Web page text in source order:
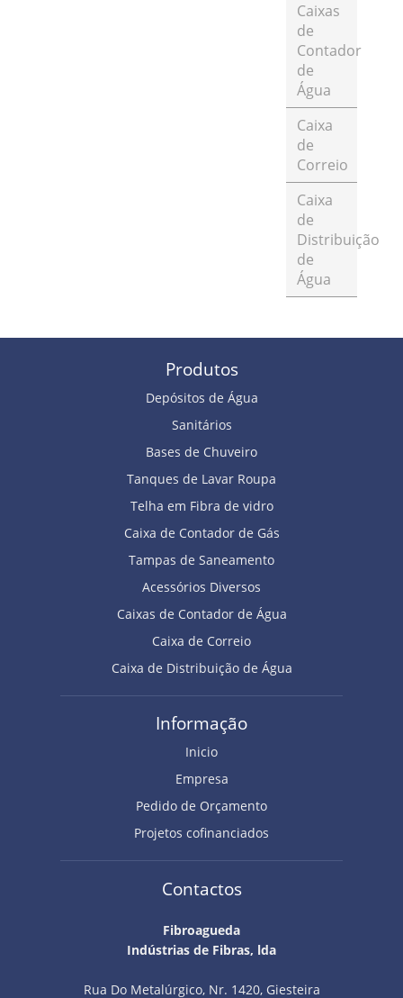
Caixas
de
Contador
de
Água
Caixa
de
Correio
Caixa
de
Distribuição
de
Água
Produtos
Depósitos de Água
Sanitários
Bases de Chuveiro
Tanques de Lavar Roupa
Telha em Fibra de vidro
Caixa de Contador de Gás
Tampas de Saneamento
Acessórios Diversos
Caixas de Contador de Água
Caixa de Correio
Caixa de Distribuição de Água
Informação
Inicio
Empresa
Pedido de Orçamento
Projetos cofinanciados
Contactos
Fibroagueda
Indústrias de Fibras, lda
Rua Do Metalúrgico, Nr. 1420, Giesteira